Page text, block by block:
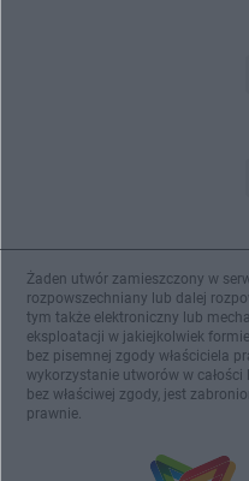
Żaden utwór zamieszczony w
rozpowszechniany lub dalej
tym także elektroniczny lub
eksploatacji w jakiejkolwiek
bez pisemnej zgody właściciela
wykorzystanie utworów w całości
bez właściwej zgody, jest
prawnie.